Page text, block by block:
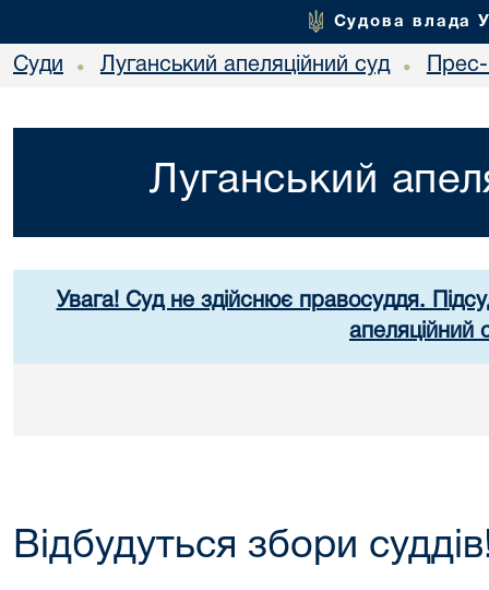
Судова влада
Суди • Луганський апеляційний суд •
Луганський
Увага! Суд не здійснює правосуддя.
апеляційний
Відбудуться збори